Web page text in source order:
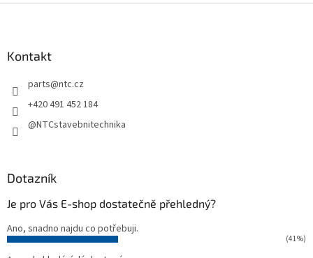
Kontakt
parts@ntc.cz
+420 491 452 184
@NTCstavebnitechnika
Dotazník
Je pro Vás E-shop dostatečně přehledný?
Ano, snadno najdu co potřebuji.
(41%)